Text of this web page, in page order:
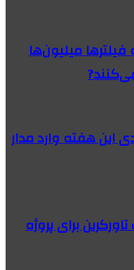
میلیون‌ها
این هفته وارد مدار